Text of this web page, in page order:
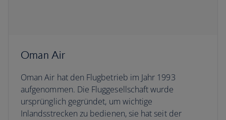
Oman Air
Oman Air hat den Flugbetrieb im Jahr 1993
aufgenommen. Die Fluggesellschaft wurde
ursprünglich gegründet, um wichtige
Inlandsstrecken zu bedienen, sie hat seit der